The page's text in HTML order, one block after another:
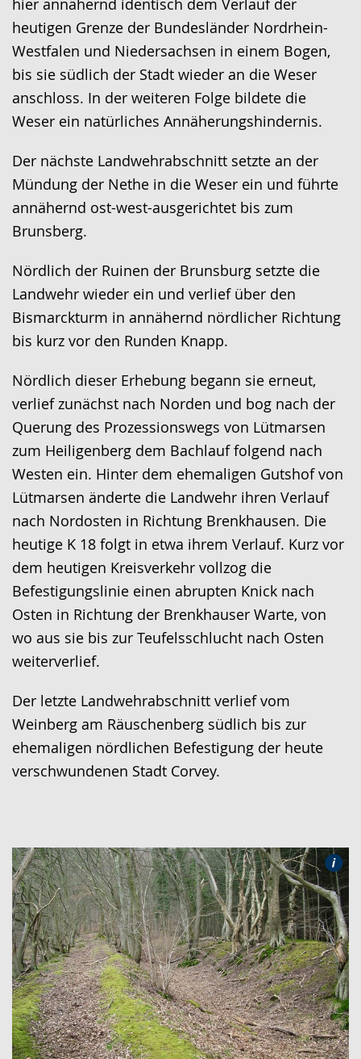
wird
angezeigt.
heutigen Grenze der Bundesländer Nordrhein-
Westfalen und Niedersachsen in einem Bogen,
bis sie südlich der Stadt wieder an die Weser
anschloss. In der weiteren Folge bildete die
Weser ein natürliches Annäherungshindernis.
Der nächste Landwehrabschnitt setzte an der
Mündung der Nethe in die Weser ein und führte
annähernd ost-west-ausgerichtet bis zum
Brunsberg.
Nördlich der Ruinen der Brunsburg setzte die
Landwehr wieder ein und verlief über den
Bismarckturm in annähernd nördlicher Richtung
bis kurz vor den Runden Knapp.
Nördlich dieser Erhebung begann sie erneut,
verlief zunächst nach Norden und bog nach der
Querung des Prozessionswegs von Lütmarsen
zum Heiligenberg dem Bachlauf folgend nach
Westen ein. Hinter dem ehemaligen Gutshof von
Lütmarsen änderte die Landwehr ihren Verlauf
nach Nordosten in Richtung Brenkhausen. Die
heutige K 18 folgt in etwa ihrem Verlauf. Kurz vor
dem heutigen Kreisverkehr vollzog die
Befestigungslinie einen abrupten Knick nach
Osten in Richtung der Brenkhauser Warte, von
wo aus sie bis zur Teufelsschlucht nach Osten
weiterverlief.
Der letzte Landwehrabschnitt verlief vom
Weinberg am Räuschenberg südlich bis zur
ehemaligen nördlichen Befestigung der heute
verschwundenen Stadt Corvey.